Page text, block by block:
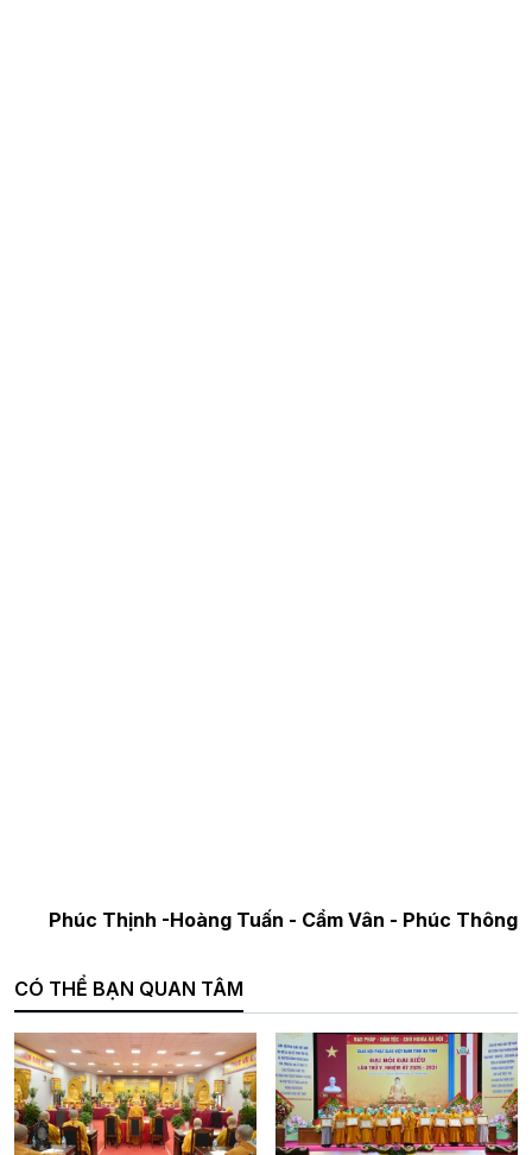
Phúc Thịnh -Hoàng Tuấn - Cẩm Vân - Phúc Thông
CÓ THỂ BẠN QUAN TÂM